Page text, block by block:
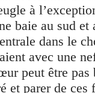
à
baie au sud
dans le
avec une
peut être pas
et parer de ces